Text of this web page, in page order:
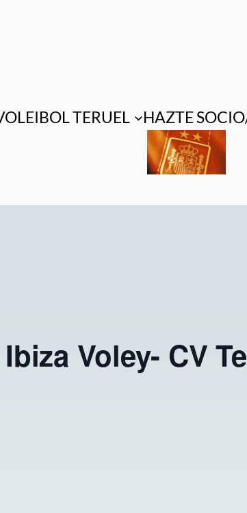
TERUEL HAZTE
Voley- CV